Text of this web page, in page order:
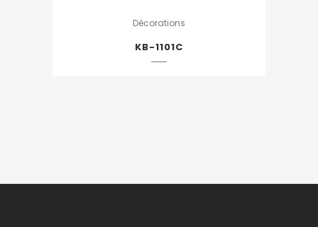
Décorations
KB-1101C